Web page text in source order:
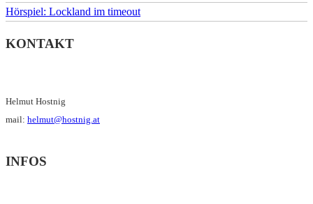
Hörspiel: Lockland im timeout
KONTAKT
Helmut Hostnig
mail: helmut@hostnig.at
INFOS